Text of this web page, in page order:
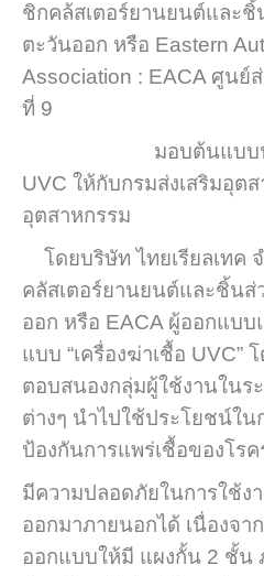
ชิกคล้สเตอร์ยานยนต์และ
ตะวันออก หรือ Eastern
Association : EACA ศูนย์
ที่ 9
มอบต้นแบบนวัตกร
UVC ให้กับกรมส่งเสริมอุต
อุตสาหกรรม
โดยบริษัท ไทยเรียลเทค
คลัสเตอร์ยานยนต์และชิ้น
ออก หรือ EACA ผู้ออกแบบ
แบบ “เครื่องฆ่าเชื้อ UVC”
ตอบสนองกลุ่มผู้ใช้งานในร
ต่างๆ นำไปใช้ประโยชน์ใน
ป้องกันการแพร่เชื้อของโร
มีความปลอดภัยในการใช้ง
ออกมาภายนอกได้ เนื่องจา
ออกแบบให้มี แผงกั้น 2 ชั้น